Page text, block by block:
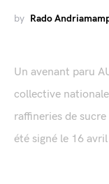
by Rado
Un avenant paru
collective
raffineries de
été signé le 16